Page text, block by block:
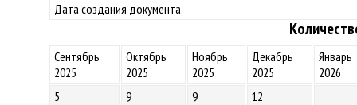
Дата создания документа
Сентябрь
2025
Октябрь
2025
Ноябрь
2025
Декабрь
2025
Январь
2026
5
9 9 12